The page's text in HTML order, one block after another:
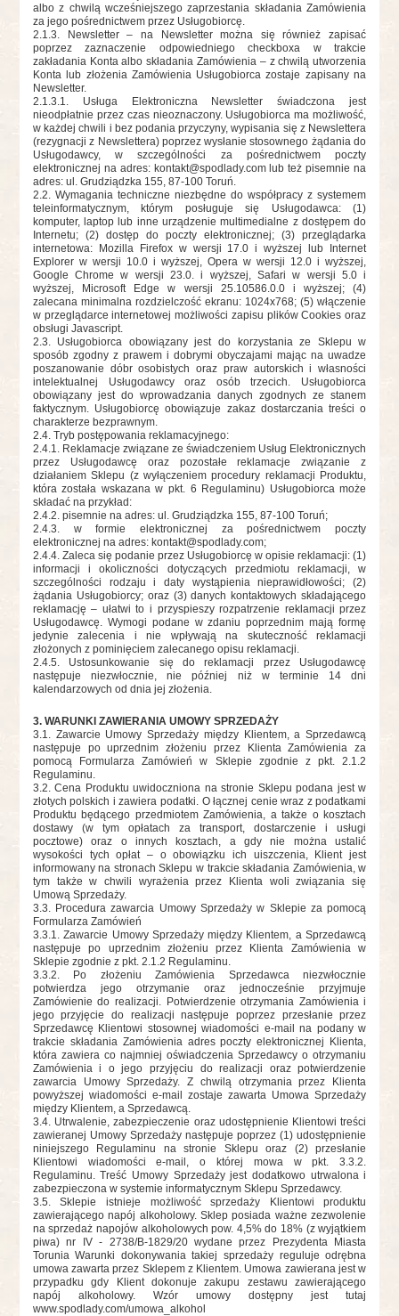
albo z chwilą wcześniejszego zaprzestania składania Zamówienia
za jego pośrednictwem przez Usługobiorcę.
2.1.3. Newsletter – na Newsletter można się również zapisać
poprzez zaznaczenie odpowiedniego checkboxa w trakcie
zakładania Konta albo składania Zamówienia – z chwilą utworzenia
Konta lub złożenia Zamówienia Usługobiorca zostaje zapisany na
Newsletter.
2.1.3.1. Usługa Elektroniczna Newsletter świadczona jest
nieodpłatnie przez czas nieoznaczony. Usługobiorca ma możliwość,
w każdej chwili i bez podania przyczyny, wypisania się z Newslettera
(rezygnacji z Newslettera) poprzez wysłanie stosownego żądania do
Usługodawcy, w szczególności za pośrednictwem poczty
elektronicznej na adres: kontakt@spodlady.comlub też pisemnie na
adres: ul. Grudziądzka 155, 87-100 Toruń.
2.2. Wymagania techniczne niezbędne do współpracy z systemem
teleinformatycznym, którym posługuje się Usługodawca: (1)
komputer, laptop lub inne urządzenie multimedialne z dostępem do
Internetu; (2) dostęp do poczty elektronicznej; (3) przeglądarka
internetowa: Mozilla Firefox w wersji 17.0 i wyższej lub Internet
Explorer w wersji 10.0 i wyższej, Opera w wersji 12.0 i wyższej,
Google Chrome w wersji 23.0. i wyższej, Safari w wersji 5.0 i
wyższej, Microsoft Edge w wersji 25.10586.0.0 i wyższej; (4)
zalecana minimalna rozdzielczość ekranu: 1024x768; (5) włączenie
w przeglądarce internetowej możliwości zapisu plików Cookies oraz
obsługi Javascript.
2.3. Usługobiorca obowiązany jest do korzystania ze Sklepu w
sposób zgodny z prawem i dobrymi obyczajami mając na uwadze
poszanowanie dóbr osobistych oraz praw autorskich i własności
intelektualnej Usługodawcy oraz osób trzecich. Usługobiorca
obowiązany jest do wprowadzania danych zgodnych ze stanem
faktycznym. Usługobiorcę obowiązuje zakaz dostarczania treści o
charakterze bezprawnym.
2.4. Tryb postępowania reklamacyjnego:
2.4.1. Reklamacje związane ze świadczeniem Usług Elektronicznych
przez Usługodawcę oraz pozostałe reklamacje związanie z
działaniem Sklepu (z wyłączeniem procedury reklamacji Produktu,
która została wskazana w pkt. 6 Regulaminu) Usługobiorca może
składać na przykład:
2.4.2. pisemnie na adres: ul. Grudziądzka 155, 87-100 Toruń;
2.4.3. w formie elektronicznej za pośrednictwem poczty
elektronicznej na adres: kontakt@spodlady.com;
2.4.4. Zaleca się podanie przez Usługobiorcę w opisie reklamacji: (1)
informacji i okoliczności dotyczących przedmiotu reklamacji, w
szczególności rodzaju i daty wystąpienia nieprawidłowości; (2)
żądania Usługobiorcy; oraz (3) danych kontaktowych składającego
reklamację – ułatwi to i przyspieszy rozpatrzenie reklamacji przez
Usługodawcę. Wymogi podane w zdaniu poprzednim mają formę
jedynie zalecenia i nie wpływają na skuteczność reklamacji
złożonych z pominięciem zalecanego opisu reklamacji.
2.4.5. Ustosunkowanie się do reklamacji przez Usługodawcę
następuje niezwłocznie, nie później niż w terminie 14 dni
kalendarzowych od dnia jej złożenia.
3. WARUNKI ZAWIERANIA UMOWY SPRZEDAŻY
3.1. Zawarcie Umowy Sprzedaży między Klientem, a Sprzedawcą
następuje po uprzednim złożeniu przez Klienta Zamówienia za
pomocą Formularza Zamówień w Sklepie zgodnie z pkt. 2.1.2
Regulaminu.
3.2. Cena Produktu uwidoczniona na stronie Sklepu podana jest w
złotych polskich i zawiera podatki. O łącznej cenie wraz z podatkami
Produktu będącego przedmiotem Zamówienia, a także o kosztach
dostawy (w tym opłatach za transport, dostarczenie i usługi
pocztowe) oraz o innych kosztach, a gdy nie można ustalić
wysokości tych opłat – o obowiązku ich uiszczenia, Klient jest
informowany na stronach Sklepu w trakcie składania Zamówienia, w
tym także w chwili wyrażenia przez Klienta woli związania się
Umową Sprzedaży.
3.3. Procedura zawarcia Umowy Sprzedaży w Sklepie za pomocą
Formularza Zamówień
3.3.1. Zawarcie Umowy Sprzedaży między Klientem, a Sprzedawcą
następuje po uprzednim złożeniu przez Klienta Zamówienia w
Sklepie zgodnie z pkt. 2.1.2 Regulaminu.
3.3.2. Po złożeniu Zamówienia Sprzedawca niezwłocznie
potwierdza jego otrzymanie oraz jednocześnie przyjmuje
Zamówienie do realizacji. Potwierdzenie otrzymania Zamówienia i
jego przyjęcie do realizacji następuje poprzez przesłanie przez
Sprzedawcę Klientowi stosownej wiadomości e-mail na podany w
trakcie składania Zamówienia adres poczty elektronicznej Klienta,
która zawiera co najmniej oświadczenia Sprzedawcy o otrzymaniu
Zamówienia i o jego przyjęciu do realizacji oraz potwierdzenie
zawarcia Umowy Sprzedaży. Z chwilą otrzymania przez Klienta
powyższej wiadomości e-mail zostaje zawarta Umowa Sprzedaży
między Klientem, a Sprzedawcą.
3.4. Utrwalenie, zabezpieczenie oraz udostępnienie Klientowi treści
zawieranej Umowy Sprzedaży następuje poprzez (1) udostępnienie
niniejszego Regulaminu na stronie Sklepu oraz (2) przesłanie
Klientowi wiadomości e-mail, o której mowa w pkt. 3.3.2.
Regulaminu. Treść Umowy Sprzedaży jest dodatkowo utrwalona i
zabezpieczona w systemie informatycznym Sklepu Sprzedawcy.
3.5. Sklepie istnieje możliwość sprzedaży Klientowi produktu
zawierającego napój alkoholowy. Sklep posiada ważne zezwolenie
na sprzedaż napojów alkoholowych pow. 4,5% do 18% (z wyjątkiem
piwa) nr IV - 2738/B-1829/20 wydane przez Prezydenta Miasta
Torunia Warunki dokonywania takiej sprzedaży reguluje odrębna
umowa zawarta przez Sklepem z Klientem. Umowa zawierana jest w
przypadku gdy Klient dokonuje zakupu zestawu zawierającego
napój alkoholowy. Wzór umowy dostępny jest tutaj
www.spodlady.com/umowa_alkohol